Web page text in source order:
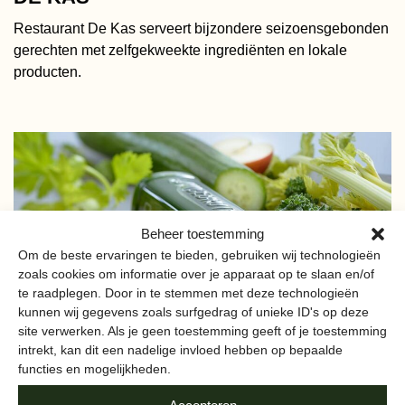
Beheer toestemming
Om de beste ervaringen te bieden, gebruiken wij technologieën
zoals cookies om informatie over je apparaat op te slaan en/of
te raadplegen. Door in te stemmen met deze technologieën
kunnen wij gegevens zoals surfgedrag of unieke ID's op deze
site verwerken. Als je geen toestemming geeft of je toestemming
intrekt, kan dit een nadelige invloed hebben op bepaalde
functies en mogelijkheden.
Restaurant De Kas serveert bijzondere seizoensgebonden
gerechten met zelfgekweekte ingrediënten en lokale
producten.